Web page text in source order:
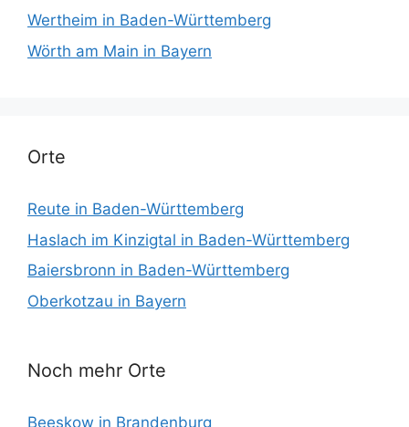
Wertheim in Baden-Württemberg
Wörth am Main in Bayern
Orte
Reute in Baden-Württemberg
Haslach im Kinzigtal in Baden-Württemberg
Baiersbronn in Baden-Württemberg
Oberkotzau in Bayern
Noch mehr Orte
Beeskow in Brandenburg